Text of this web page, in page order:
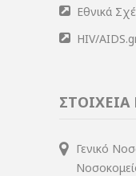
Εθνικά
HIV/
Γενικό